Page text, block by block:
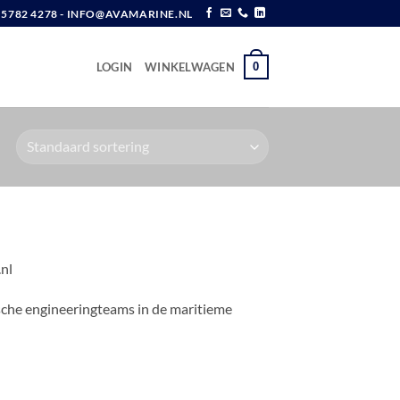
5782 4278 - INFO@AVAMARINE.NL
LOGIN WINKELWAGEN 0
engineeringteams in de maritieme